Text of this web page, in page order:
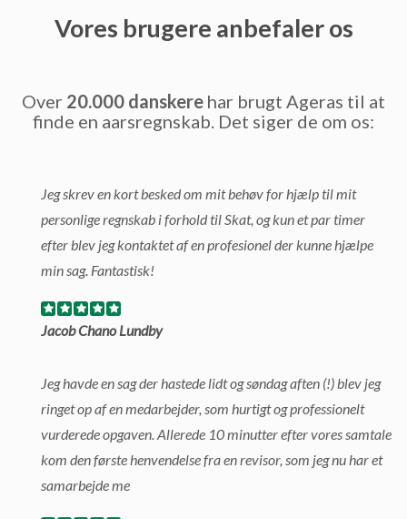
Vores brugere anbefaler os
Over 20.000 danskere har brugt Ageras til at
finde en aarsregnskab. Det siger de om os:
Jeg skrev en kort besked om mit behøv for hjælp til mit
personlige regnskab i forhold til Skat, og kun et par timer
efter blev jeg kontaktet af en profesionel der kunne hjælpe
min sag. Fantastisk!
Jacob Chano Lundby
Jeg havde en sag der hastede lidt og søndag aften (!) blev jeg
ringet op af en medarbejder, som hurtigt og professionelt
vurderede opgaven. Allerede 10 minutter efter vores samtale
kom den første henvendelse fra en revisor, som jeg nu har et
samarbejde me